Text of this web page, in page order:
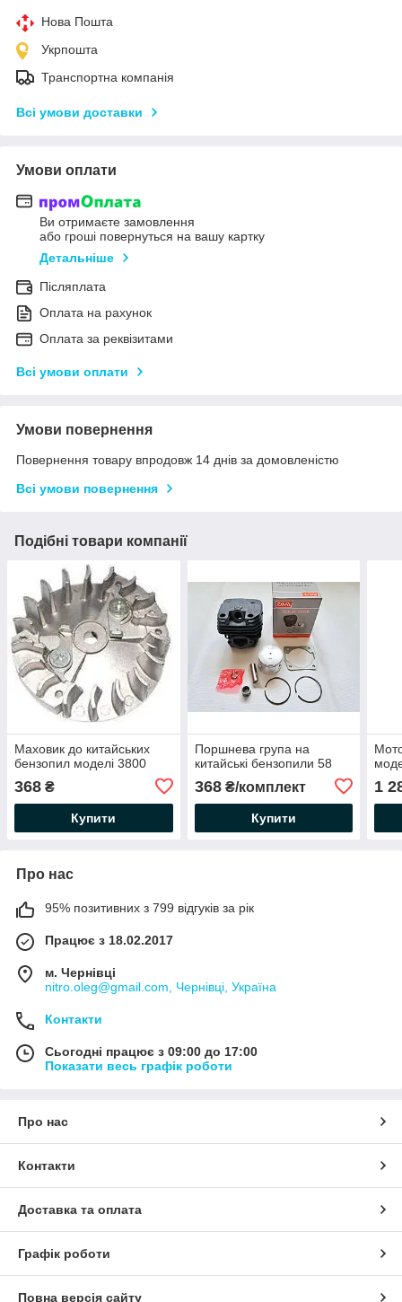
Нова Пошта
Укрпошта
Транспортна компанія
Всі умови доставки
Умови оплати
Ви отримаєте замовлення
або гроші повернуться на вашу картку
Детальніше
Післяплата
Оплата на рахунок
Оплата за реквізитами
Всі умови оплати
Умови повернення
Повернення товару впродовж 14 днів за домовленістю
Всі умови повернення
Подібні товари компанії
Маховик до китайських
бензопил моделі 3800
368 ₴
Купити
Поршнева група на
китайські бензопили 58
368₴/комплект
Купити
1
Про нас
95% позитивних з 799 відгуків за рік
Працює з 18.02.2017
м. Чернівці
nitro.oleg@gmail.com, Чернівці, Україна
Контакти
Сьогодні працює з 09:00 до 17:00
Показати весь графік роботи
Про нас
Контакти
Доставка та оплата
Графік роботи
Повна версія сайту